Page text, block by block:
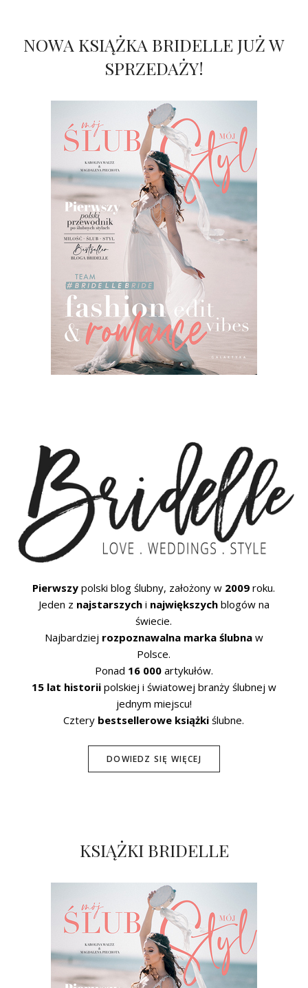
NOWA KSIĄŻKA BRIDELLE JUŻ W
SPRZEDAŻY!
Pierwszy polski blog ślubny, założony w 2009 roku.
Jeden z najstarszychi największychblogów na
świecie.
Najbardziej rozpoznawalna marka ślubnaw
Polsce.
Ponad 16 000artykułów.
15 lat historiipolskiej i światowej branży ślubnej w
jednym miejscu!
Cztery bestsellerowe książki ślubne.
DOWIEDZ SIĘ WIĘCEJ
KSIĄŻKI BRIDELLE